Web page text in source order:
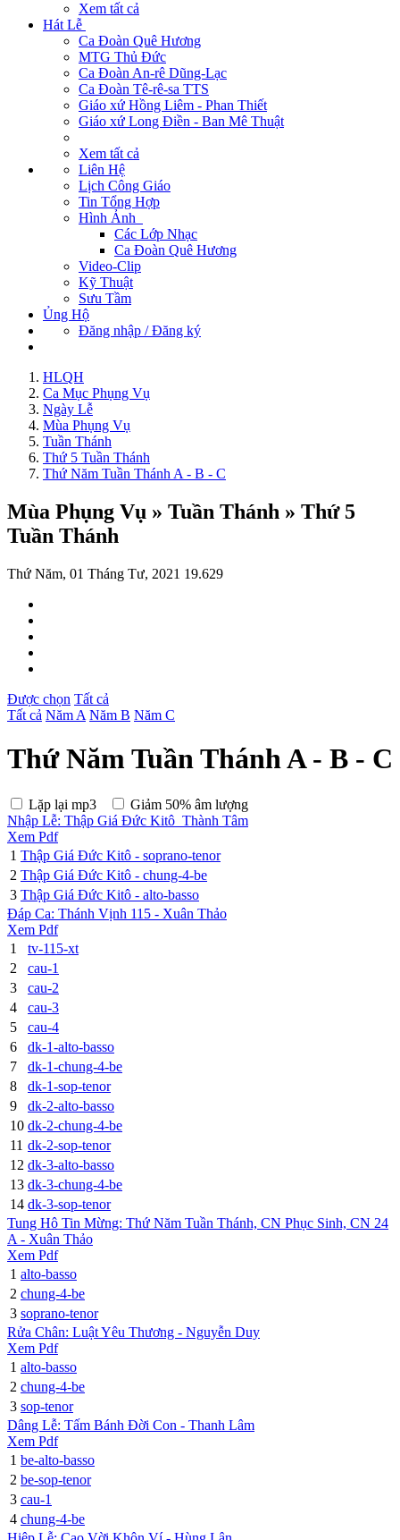
Xem tất cả
Hát Lễ
Ca Đoàn Quê Hương
MTG Thủ Đức
Ca Đoàn An-rê Dũng-Lạc
Ca Đoàn Tê-rê-sa TTS
Giáo xứ Hồng Liêm - Phan Thiết
Giáo xứ Long Điền - Ban Mê Thuật
Xem tất cả
Liên Hệ
Lịch Công Giáo
Tin Tổng Hợp
Hình Ảnh
Các Lớp Nhạc
Ca Đoàn Quê Hương
Video-Clip
Kỹ Thuật
Sưu Tầm
Ủng Hộ
Đăng nhập / Đăng ký
HLQH
Ca Mục Phụng Vụ
Ngày Lễ
Mùa Phụng Vụ
Tuần Thánh
Thứ 5 Tuần Thánh
Thứ Năm Tuần Thánh A - B - C
Mùa Phụng Vụ » Tuần Thánh » Thứ 5
Tuần Thánh
Thứ Năm, 01 Tháng Tư, 2021 19.629
Được chọn Tất cả
Tất cả Năm A Năm B Năm C
Thứ Năm Tuần Thánh A - B - C
Lặp lại mp3
Giảm 50% âm lượng
Nhập Lễ: Thập Giá Đức Kitô_Thành Tâm
Xem Pdf
1 Thập Giá Đức Kitô - soprano-tenor
2 Thập Giá Đức Kitô - chung-4-be
3 Thập Giá Đức Kitô - alto-basso
Đáp Ca: Thánh Vịnh 115 - Xuân Thảo
Xem Pdf
1
tv-115-xt
2
cau-1
3
cau-2
4
cau-3
5
cau-4
6
dk-1-alto-basso
7
dk-1-chung-4-be
8
dk-1-sop-tenor
9
dk-2-alto-basso
10 dk-2-chung-4-be
11 dk-2-sop-tenor
12 dk-3-alto-basso
13 dk-3-chung-4-be
14 dk-3-sop-tenor
Tung Hô Tin Mừng: Thứ Năm Tuần Thánh, CN Phục Sinh, CN 24
A - Xuân Thảo
Xem Pdf
1 alto-basso
2 chung-4-be
3 soprano-tenor
Rửa Chân: Luật Yêu Thương - Nguyễn Duy
Xem Pdf
1 alto-basso
2 chung-4-be
3 sop-tenor
Dâng Lễ: Tấm Bánh Đời Con - Thanh Lâm
Xem Pdf
1 be-alto-basso
2 be-sop-tenor
3 cau-1
4 chung-4-be